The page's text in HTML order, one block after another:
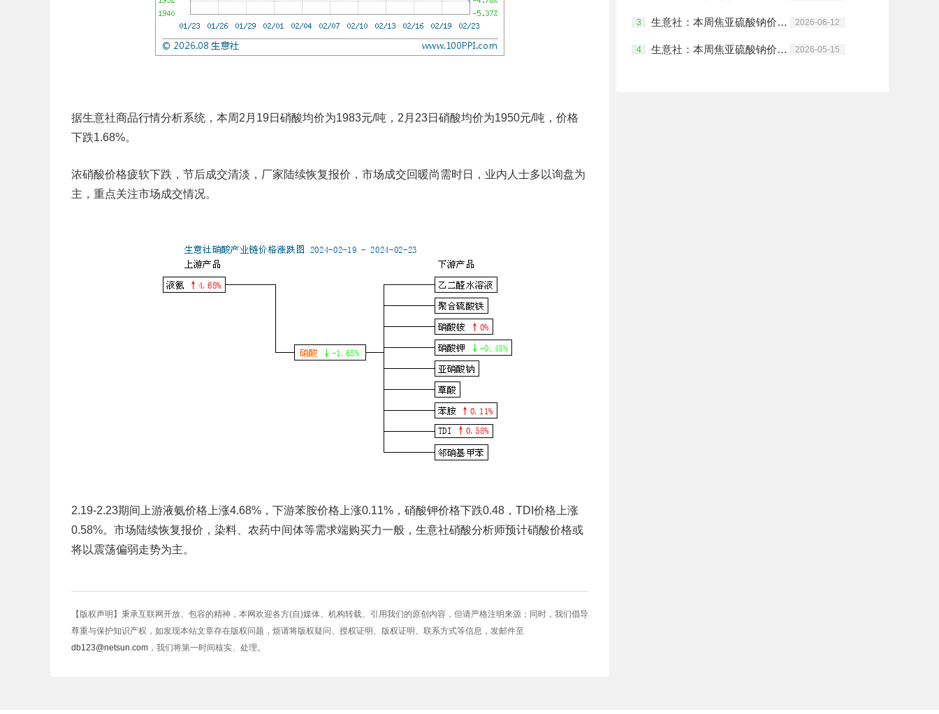
据生意社商品行情分析系统，本周2月19日硝酸均价为1983元/吨，2月23日硝酸均价为1950元/吨，价格
下跌1.68%。
浓硝酸价格疲软下跌，节后成交清淡，厂家陆续恢复报价，市场成交回暖尚需时日，业内人士多以询盘为
主，重点关注市场成交情况。
2.19-2.23期间上游液氨价格上涨4.68%，下游苯胺价格上涨0.11%，硝酸钾价格下跌0.48，TDI价格上涨
0.58%。市场陆续恢复报价，染料、农药中间体等需求端购买力一般，生意社硝酸分析师预计硝酸价格或
将以震荡偏弱走势为主。
【版权声明】秉承互联网开放、包容的精神，本网欢迎各方(自)媒体、机构转载、引用我们的原创内容，但请严格注明来源；同时，我们倡导
尊重与保护知识产权，如发现本站文章存在版权问题，烦请将版权疑问、授权证明、版权证明、联系方式等信息，发邮件至
db123@netsun.com ，我们将第一时间核实、处理。
3 生意社：本周焦亚硫酸钠价格上涨(6.8-6.12） 2026-06-12
4 生意社：本周焦亚硫酸钠价格上涨(5.11-5.15) 2026-05-15